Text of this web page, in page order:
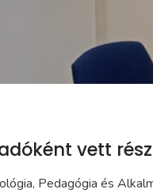
vett
Pedagógia és